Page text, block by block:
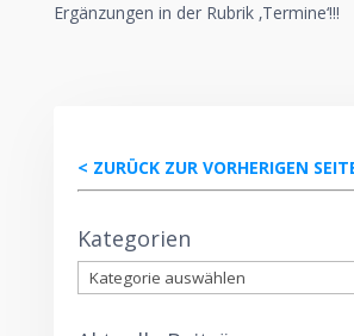
Ergänzungen in der Rubrik ‚Termine‘!!!
< ZURÜCK ZUR VORHERIGEN
Kategorien
Kategorien